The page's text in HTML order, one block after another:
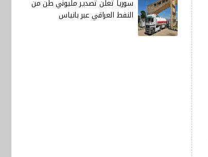
سوريا تعلن تصدير مليوني طن من
النفط العراقي عبر بانياس